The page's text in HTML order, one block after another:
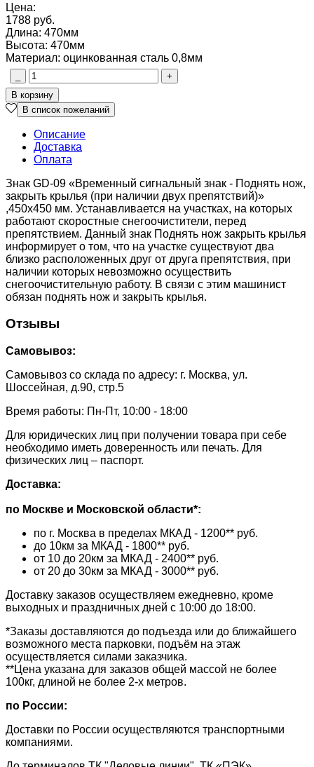
Цена:
1788 руб.
Длина: 470мм
Высота: 470мм
Материал: оцинкованная сталь 0,8мм
Описание
Доставка
Оплата
Знак GD-09 «Временный сигнальный знак - Поднять нож,
закрыть крылья (при наличии двух препятствий)»
,450х450 мм. Устанавливается на участках, на которых
работают скоростные снегоочистители, перед
препятствием. Данный знак Поднять нож закрыть крылья
информирует о том, что на участке существуют два
близко расположенных друг от друга препятствия, при
наличии которых невозможно осуществить
снегоочистительную работу. В связи с этим машинист
обязан поднять нож и закрыть крылья.
Отзывы
Самовывоз:
Самовывоз со склада по адресу: г. Москва, ул.
Шоссейная, д.90, стр.5
Время работы: Пн-Пт, 10:00 - 18:00
Для юридических лиц при получении товара при себе
необходимо иметь доверенность или печать. Для
физических лиц – паспорт.
Доставка:
по Москве и Московской области*:
по г. Москва в пределах МКАД - 1200** руб.
до 10км за МКАД - 1800** руб.
от 10 до 20км за МКАД - 2400** руб.
от 20 до 30км за МКАД - 3000** руб.
Доставку заказов осуществляем ежедневно, кроме
выходных и праздничных дней с 10:00 до 18:00.
*Заказы доставляются до подъезда или до ближайшего
возможного места парковки, подъём на этаж
осуществляется силами заказчика.
**Цена указана для заказов общей массой не более
100кг, длиной не более 2-х метров.
по России:
Доставки по России осуществляются транспортными
компаниями.